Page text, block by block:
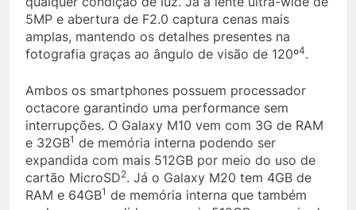
5MP e abertura de F2.0 captura cenas mais
amplas, mantendo os detalhes presentes na
fotografia graças ao ângulo de visão de 120º4.
Ambos os smartphones possuem processador
octacore garantindo uma performance sem
interrupções. O Galaxy M10 vem com 3G de RAM
e 32GB1 de memória interna podendo ser
expandida com mais 512GB por meio do uso de
cartão MicroSD2. Já o Galaxy M20 tem 4GB de
RAM e 64GB1 de memória interna que também